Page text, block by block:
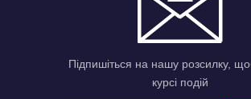
Підпишіться на нашу розсилку,
курсі подій